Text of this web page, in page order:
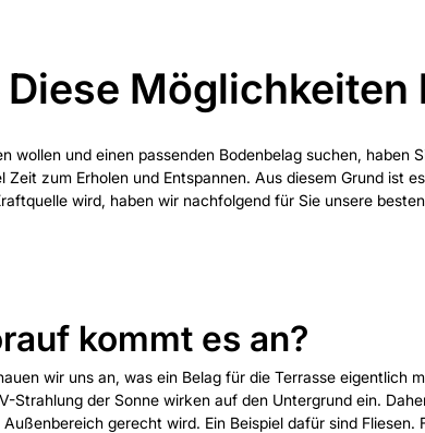
Möglichkeiten
wollen und einen passenden Bodenbelag suchen,
zum Erholen und Entspannen. Aus diesem Grund ist
wird, haben wir nachfolgend für Sie unsere
kommt es an?
wir uns an, was ein Belag für die Terrasse eigentlich
Strahlung der Sonne wirken auf den Untergrund ein.
gerecht wird. Ein Beispiel dafür sind